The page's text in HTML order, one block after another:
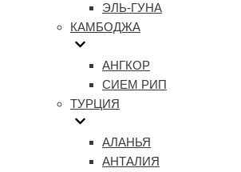
ЭЛЬ-ГУНА
КАМБОДЖА
АНГКОР
СИЕМ РИП
ТУРЦИЯ
АЛАНЬЯ
АНТАЛИЯ